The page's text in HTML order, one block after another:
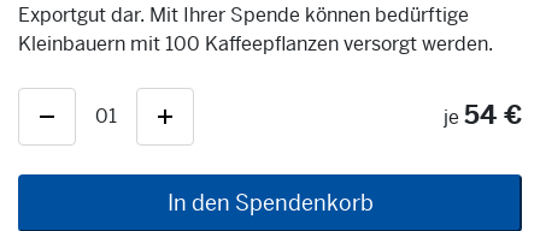
Exportgut dar. Mit Ihrer Spende können bedürftige
Kleinbauern mit 100 Kaffeepflanzen versorgt werden.
01 je 54 €
In den Spendenkorb